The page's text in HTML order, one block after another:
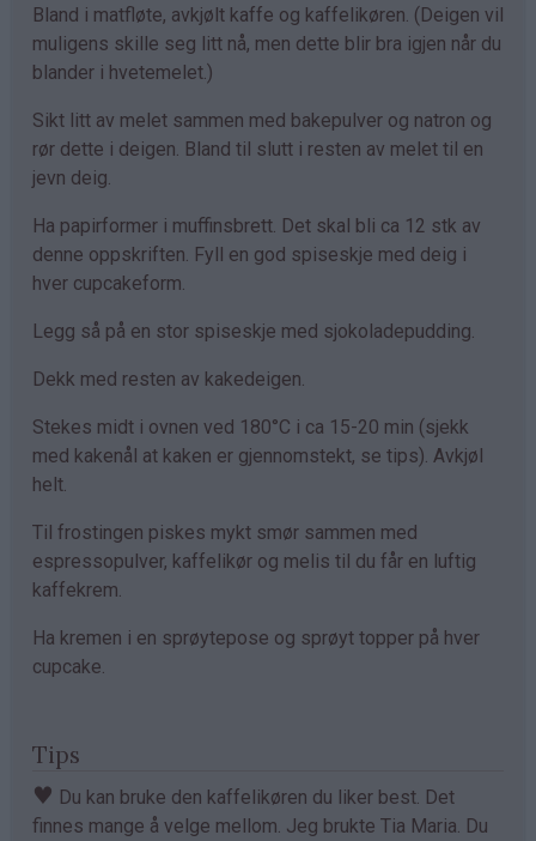
Bland i matfløte, avkjølt kaffe og kaffelikøren. (Deigen vil
muligens skille seg litt nå, men dette blir bra igjen når du
blander i hvetemelet.)
Sikt litt av melet sammen med bakepulver og natron og
rør dette i deigen. Bland til slutt i resten av melet til en
jevn deig.
Ha papirformer i muffinsbrett. Det skal bli ca 12 stk av
denne oppskriften. Fyll en god spiseskje med deig i
hver cupcakeform.
Legg så på en stor spiseskje med sjokoladepudding.
Dekk med resten av kakedeigen.
Stekes midt i ovnen ved 180°C i ca 15-20 min (sjekk
med kakenål at kaken er gjennomstekt, se tips). Avkjøl
helt.
Til frostingen piskes mykt smør sammen med
espressopulver, kaffelikør og melis til du får en luftig
kaffekrem.
Ha kremen i en sprøytepose og sprøyt topper på hver
cupcake.
Tips
♥ Du kan bruke den kaffelikøren du liker best. Det
finnes mange å velge mellom. Jeg brukte Tia Maria. Du